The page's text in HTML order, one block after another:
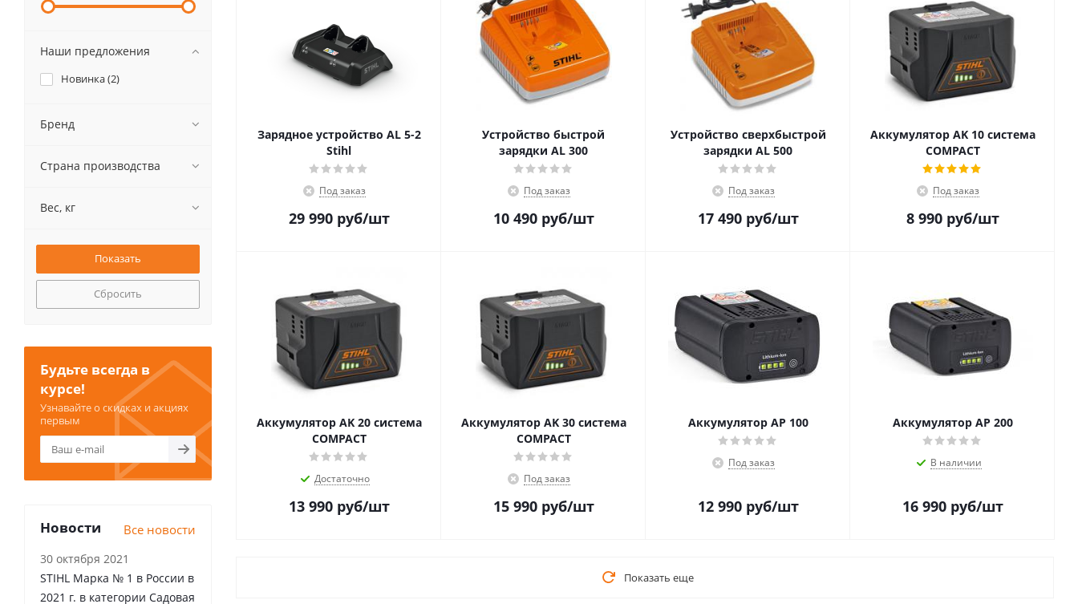
Зарядное устройство AL 5-2
Stihl
Под заказ
29 990руб/шт
Устройство быстрой
зарядки AL 300
Под заказ
10 490руб/шт
Устройство сверхбыстрой
зарядки AL 500
Под заказ
17 490руб/шт
Аккумулятор AK 10 система
COMPACT
Под заказ
8 990руб/шт
Аккумулятор AK 20 система
COMPACT
Достаточно
13 990руб/шт
Аккумулятор AK 30 система
COMPACT
Под заказ
15 990руб/шт
Аккумулятор AP 100
Под заказ
12 990руб/шт
Аккумулятор AP 200
В наличии
16 990руб/шт
Показать еще
Наши предложения
Новинка (2)
Бренд
Страна производства
Вес, кг
Сбросить
Будьте всегда в
курсе!
Узнавайте о скидках и акциях
первым
Новости Все новости
30 октября 2021
STIHL Марка № 1 в России в
2021 г. в категории Садовая